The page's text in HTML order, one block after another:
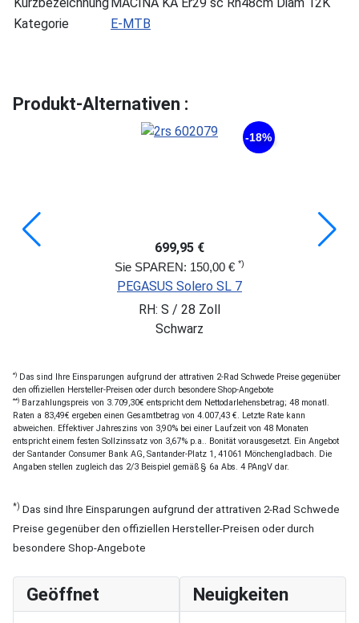
Kategorie
E-MTB
Produkt-Alternativen :
-18%
699,95 €
Sie SPAREN: 150,00 € *)
PEGASUS Solero SL 7
RH: S / 28 Zoll
Schwarz
*) Das sind Ihre Einsparungen aufgrund der attrativen 2-Rad Schwede Preise gegenüber
den offiziellen Hersteller-Preisen oder durch besondere Shop-Angebote
**) Barzahlungspreis von 3.709,30€ entspricht dem Nettodarlehensbetrag; 48 monatl.
Raten a 83,49€ ergeben einen Gesamtbetrag von 4.007,43 €. Letzte Rate kann
abweichen. Effektiver Jahreszins von 3,90% bei einer Laufzeit von 48 Monaten
entspricht einem festen Sollzinssatz von 3,67% p.a.. Bonität vorausgesetzt. Ein Angebot
der Santander Consumer Bank AG, Santander-Platz 1, 41061 Mönchengladbach. Die
Angaben stellen zugleich das 2/3 Beispiel gemäß § 6a Abs. 4 PAngV dar.
*) Das sind Ihre Einsparungen aufgrund der attrativen 2-Rad Schwede
Preise gegenüber den offiziellen Hersteller-Preisen oder durch
besondere Shop-Angebote
Geöffnet Neuigkeiten